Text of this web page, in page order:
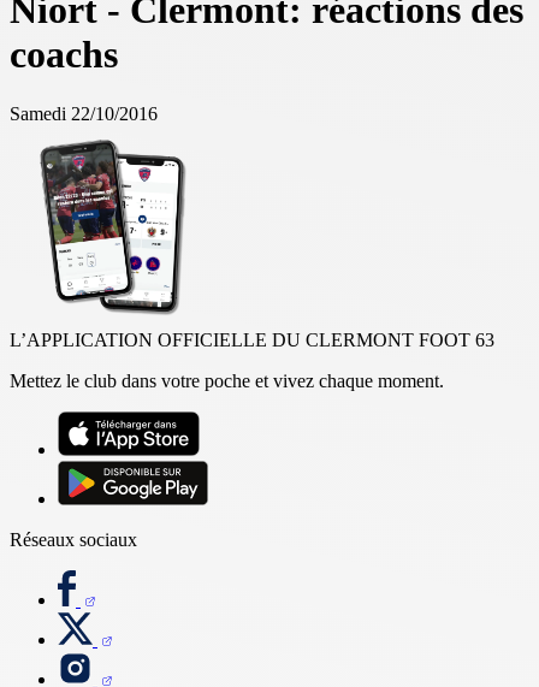
Niort - Clermont: réactions des
coachs
Samedi 22/10/2016
L’APPLICATION OFFICIELLE DU CLERMONT FOOT 63
Mettez le club dans votre poche et vivez chaque moment.
Réseaux sociaux